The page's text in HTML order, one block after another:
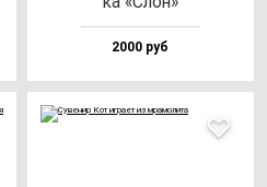
2000 руб